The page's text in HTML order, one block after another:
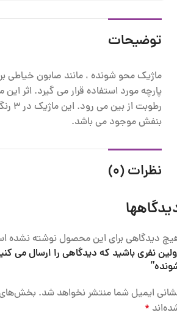
توضیحات
ماژیک محو شونده ، مانند صابون خیاطی
پارچه مورد استفاده قرار می گیرد. اثر این
بنفش موجود می باشد.
نظرات (0)
دیدگاهی برای این محصول نوشته نشده
نفری باشید که دیدگاهی را ارسال می
ایمیل شما منتشر نخواهد شد. بخش‌های
*